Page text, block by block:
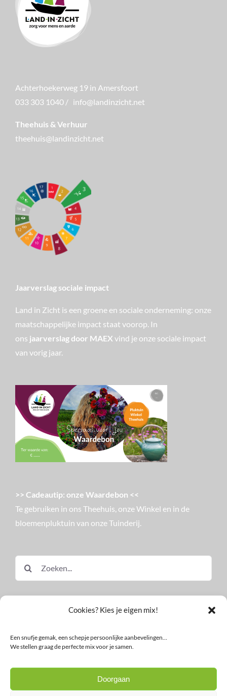
Cookies? Kies je eigen mix!
Een snufje gemak, een schepje persoonlijke aanbevelingen…
We stellen graag de perfecte mix voor je samen.
Doorgaan
Achterhoekerweg 19 in Amersfoort
033 303 1040 / info@landinzicht.net
Theehuis & Verhuur
theehuis@landinzicht.net
Jaarverslag sociale impact
Land in Zicht is een groene en sociale onderneming: onze
maatschappelijke impact staat voorop. In
ons jaarverslag door MAEX vind je onze sociale impact
van vorig jaar.
>> Cadeautip: onze Waardebon <<
Te gebruiken in ons Theehuis, onze Winkel en in de
bloemenpluktuin van onze Tuinderij.
naar: